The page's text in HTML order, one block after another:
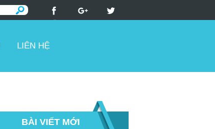
LIÊN HỆ
BÀI VIẾT MỚI